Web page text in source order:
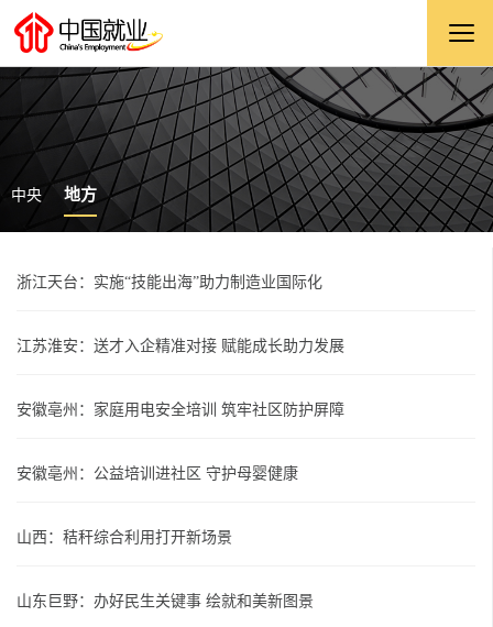
中央 地方
浙江天台：实施“技能出海”助力制造业国际化
江苏淮安：送才入企精准对接 赋能成长助力发展
安徽亳州：家庭用电安全培训 筑牢社区防护屏障
安徽亳州：公益培训进社区 守护母婴健康
山西：秸秆综合利用打开新场景
山东巨野：办好民生关键事 绘就和美新图景